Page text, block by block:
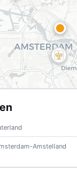
Amstelland